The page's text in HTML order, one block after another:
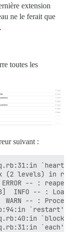
extension
ne le ferait que
.
toutes les
suivant :
(2 levels) in
-- :
INFO -- :
WARN -- :
`restart'
`block
`each'